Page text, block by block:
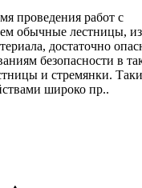
проведения работ с
обычные лестницы,
достаточно
безопасности в
и стремянки.
широко пр..